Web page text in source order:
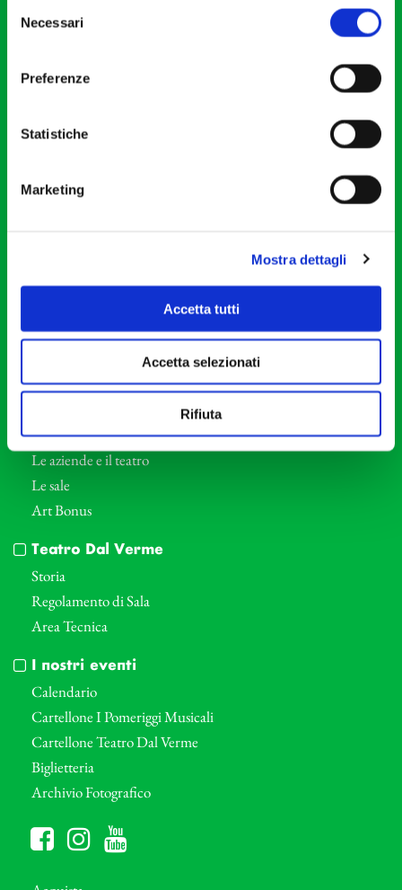
delNecessari
Preferenze
Statistiche
Marketing
Mostra dettagli
Accetta tutti
Accetta selezionati
Rifiuta
Via S. Giovanni sul Muro, 2
Cod. Fisc. 80078650159
Orchestra I Pomeriggi Musicali
Direttore Artistico
Professori d’Orchestra
Eventi Corporate
Le aziende e il teatro
Le sale
Art Bonus
Teatro Dal Verme
Storia
Regolamento di Sala
Area Tecnica
I nostri eventi
Calendario
Cartellone I Pomeriggi Musicali
Cartellone Teatro Dal Verme
Biglietteria
Archivio Fotografico